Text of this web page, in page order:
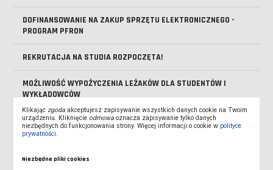
DOFINANSOWANIE NA ZAKUP SPRZĘTU ELEKTRONICZNEGO -
PROGRAM PFRON
REKRUTACJA NA STUDIA ROZPOCZĘTA!
MOŻLIWOŚĆ WYPOŻYCZENIA LEŻAKÓW DLA STUDENTÓW I
WYKŁADOWCÓW
KOMUNIKAT JM REKTORA WS. DNIA REKTORSKIEGO
PLEBISCYTU
Klikając zgoda akceptujesz zapisywanie wszystkich danych cookie na Twoim
urządzeniu. Kliknięcie odmowa oznacza zapisywanie tylko danych
niezbędnych do funkcjonowania strony. Więcej informacji o cookie w polityce
prywatności
Niezbędne pliki cookies